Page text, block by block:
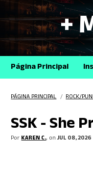
+
Página Principal
PÁGINA PRINCIPAL /ROCK/
SSK - She
PorKAREN C., onJUL 08, 2026